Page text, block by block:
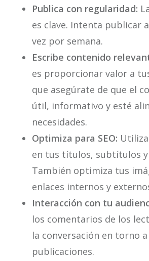
Publica con regularidad:
es clave. Intenta publicar
vez por semana.
Escribe contenido
es proporcionar valor a
que asegúrate de que el
útil, informativo y esté
necesidades.
Optimiza para SEO:
en tus títulos, subtítulos
También optimiza tus
enlaces internos y
Interacción con tu
los comentarios de los
la conversación en torno
publicaciones.